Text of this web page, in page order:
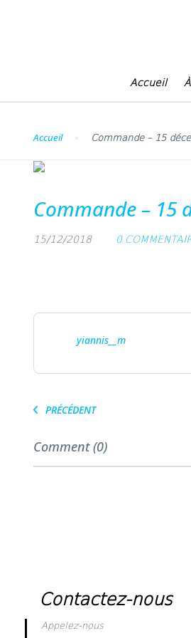
Accueil
Accueil Commande – 15
Commande – 15
15/12/2018 0
yiannis__m
PRÉCÉDENT
Comment (0)
Contactez-nous
Appelez-nous